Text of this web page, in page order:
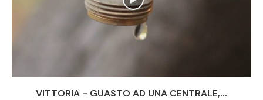
VITTORIA - GUASTO AD UNA CENTRALE,...